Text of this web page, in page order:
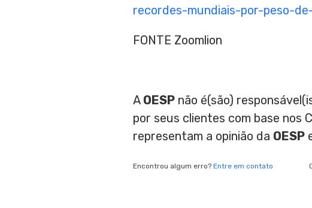
recordes-mundiais-por-peso-
FONTE Zoomlion
A OESP não é(são)
por seus clientes com base nos
representam a opinião da OESP
Encontrou algum erro? Entre em contato